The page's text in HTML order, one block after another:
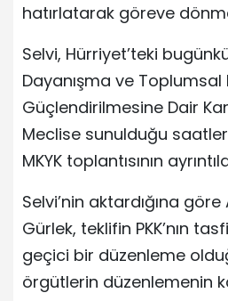
hatırlatarak göreve
Selvi, Hürriyet’teki
Dayanışma ve
Güçlendirilmesine Dair
Meclise sunulduğu
MKYK toplantısının
Selvi’nin aktardığına göre
Gürlek, teklifin PKK’nın
geçici bir düzenleme
örgütlerin düzenlemenin